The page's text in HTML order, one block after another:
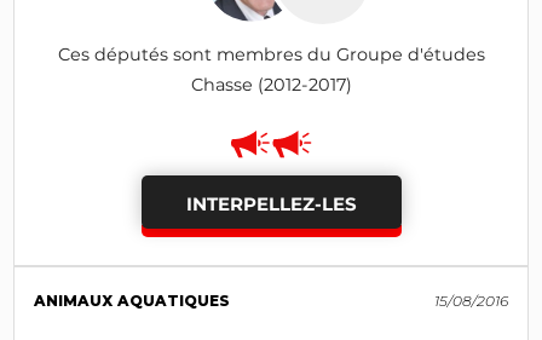
Ces députés sont membres du Groupe d'études
Chasse (2012-2017)
INTERPELLEZ-LES
ANIMAUX AQUATIQUES 15/08/2016